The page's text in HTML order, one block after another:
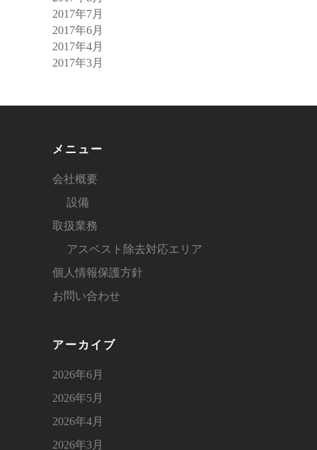
2017年7月
2017年6月
2017年4月
2017年3月
メニュー
会社概要
設備
取扱業務
アスベスト除去対応エリア
個人情報保護方針
お問い合わせ
アーカイブ
2026年6月
2026年5月
2026年4月
2026年3月